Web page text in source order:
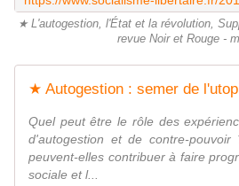
★ L'autogestion, l'État et la révolution,
revue Noir et Rouge -
Quel peut être le rôle des
d'autogestion et de contre-pouvoir
peuvent-elles contribuer à faire
sociale et l...